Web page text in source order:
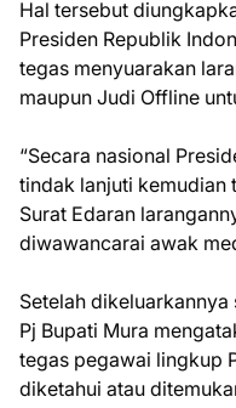
Hal tersebut
Presiden Republik
tegas menyuarakan
maupun Judi Offline
“Secara nasional
tindak lanjuti kemudian
Surat Edaran
diwawancarai awak
Setelah
Pj Bupati Mura
tegas pegawai lingkup
diketahui atau